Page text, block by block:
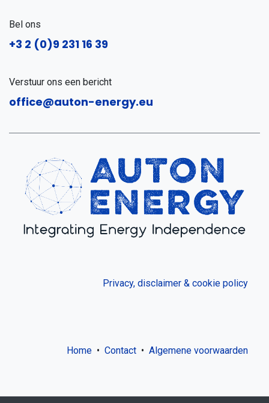
Bel ons
+3 2 (0)9 231 16 39
Verstuur ons een bericht
office@auton-energy.eu
Privacy, disclaimer & cookie policy
Home • Contact • Algemene voorwaarden